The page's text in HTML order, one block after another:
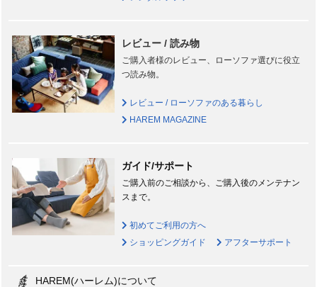
レビュー / 読み物
ご購入者様のレビュー、ローソファ選びに役立
つ読み物。
レビュー / ローソファのある暮らし
HAREM MAGAZINE
ガイド/サポート
ご購入前のご相談から、ご購入後のメンテナン
スまで。
初めてご利用の方へ
ショッピングガイド
アフターサポート
HAREM(ハーレム)について